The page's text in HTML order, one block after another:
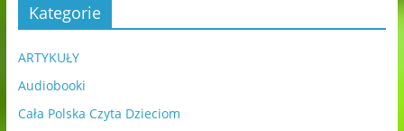
Kategorie
ARTYKUŁY
Audiobooki
Cała Polska Czyta Dzieciom